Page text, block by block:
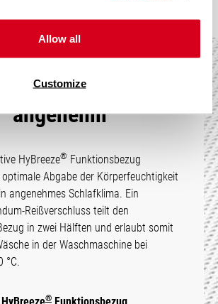
Allow all
Customize
und
angenehm
HyBreeze® Funktions­bezug
Abgabe der Körper­feuchtigkeit
angenehmes Schlaf­klima. Ein
Reißverschluss teilt den
in zwei Hälften und erlaubt somit
in der Wasch­maschine bei
°C.
® Funk­tions­bezug